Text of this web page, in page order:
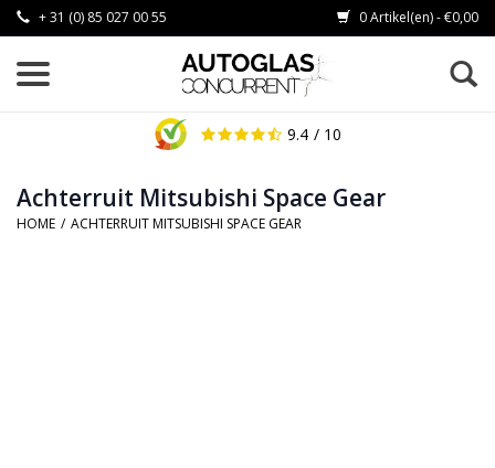
+ 31 (0) 85 027 00 55 0 Artikel(en) - €0,00
9.4 / 10
Achterruit Mitsubishi Space Gear
HOME / ACHTERRUIT MITSUBISHI SPACE GEAR